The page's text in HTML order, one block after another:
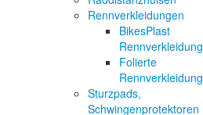
Rennverkleidungen
BikesPlast
Rennverkleidung
Folierte
Rennverkleidung
Sturzpads,
Schwingenprotektoren